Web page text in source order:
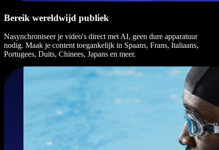
Bereik wereldwijd publiek
Nasynchroniseer je video's direct met AI, geen dure apparatuur
nodig. Maak je content toegankelijk in Spaans, Frans, Italiaans,
Portugees, Duits, Chinees, Japans en meer.